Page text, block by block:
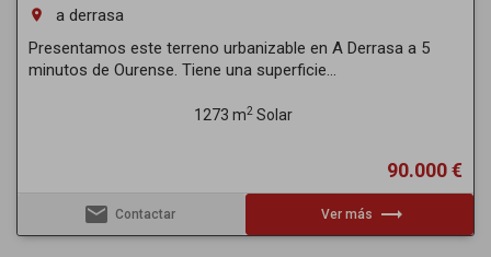
room
a derrasa
Presentamos este terreno urbanizable en A Derrasa a 5
minutos de Ourense. Tiene una superficie...
1273 m2Solar
90.000 €
email Contactar Ver más trending_flat